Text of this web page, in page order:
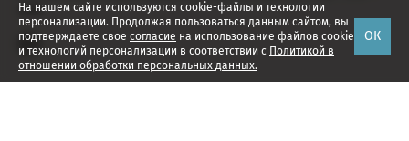
На нашем сайте используются cookie-файлы и технологии
персонализации. Продолжая пользоваться данным сайтом, вы
подтверждаете свое согласие на использование файлов cookie
и технологий персонализации в соответствии с Политикой в
отношении обработки персональных данных.
ОК
2026